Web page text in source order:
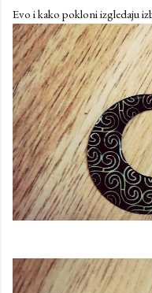
Evo i kako pokloni izgledaju